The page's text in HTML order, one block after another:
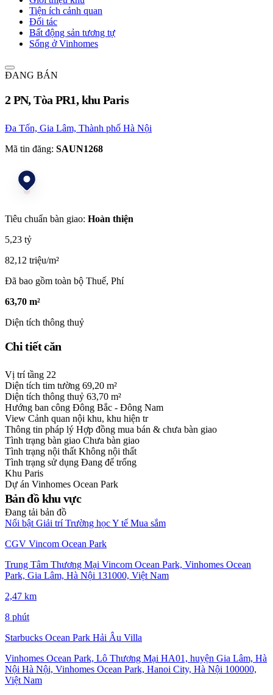
Tiện ích cảnh quan
Đối tác
Bất động sản tương tự
Sống ở Vinhomes
ĐANG BÁN
2 PN, Tòa PR1, khu Paris
Đa Tốn, Gia Lâm, Thành phố Hà Nội
Mã tin đăng: SAUN1268
Tiêu chuẩn bàn giao: Hoàn thiện
5,23 tỷ
82,12 triệu/m²
Đã bao gồm toàn bộ Thuế, Phí
63,70 m²
Diện tích thông thuỷ
Chi tiết căn
Vị trí tầng 22
Diện tích tim tường 69,20 m²
Diện tích thông thuỷ 63,70 m²
Hướng ban công Đông Bắc - Đông Nam
View Cảnh quan nội khu, khu hiện tr
Thông tin pháp lý Hợp đồng mua bán & chưa bàn giao
Tình trạng bàn giao Chưa bàn giao
Tình trạng nội thất Không nội thất
Tình trạng sử dụng Đang để trống
Khu Paris
Dự án Vinhomes Ocean Park
Bản đồ khu vực
Đang tải bản đồ
Nổi bật Giải trí Trường họcY tế Mua sắm
CGV Vincom Ocean Park
Trung Tâm Thương Mại Vincom Ocean Park, Vinhomes Ocean
Park, Gia Lâm, Hà Nội 131000, Việt Nam
2,47 km
8 phút
Starbucks Ocean Park Hải Âu Villa
Vinhomes Ocean Park, Lô Thương Mại HA01, huyện Gia Lâm, Hà
Nội Hà Nội, Vinhomes Ocean Park, Hanoi City, Hà Nội 100000,
Việt Nam